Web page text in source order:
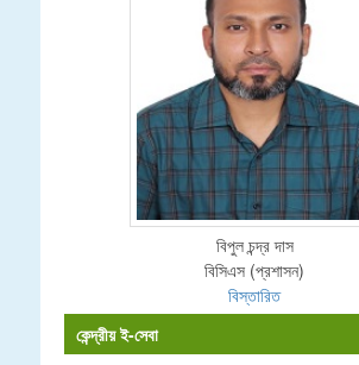
বিপুল চন্দ্র দাস
বিসিএস (প্রশাসন)
বিস্তারিত
কেন্দ্রীয় ই-সেবা